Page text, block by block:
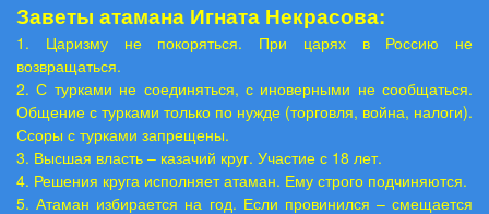
Заветы атамана Игната Некрасова:
1. Царизму не покоряться. При царях в Россию не
возвращаться.
2. С турками не соединяться, с иноверными не сообщаться.
Общение с турками только по нужде (торговля, война, налоги).
Ссоры с турками запрещены.
3. Высшая власть – казачий круг. Участие с 18 лет.
4. Решения круга исполняет атаман. Ему строго подчиняются.
5. Атаман избирается на год. Если провинился – смещается